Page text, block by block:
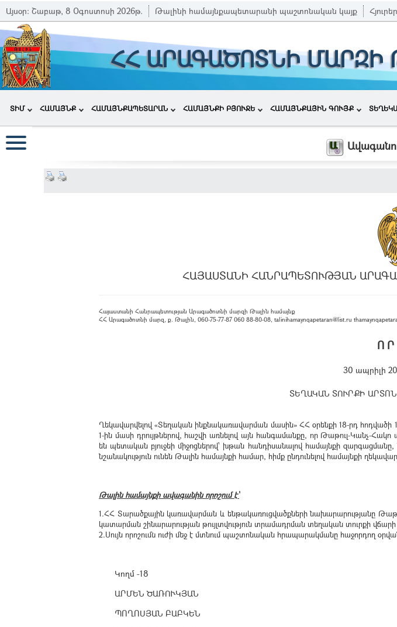
Այսօր: Շաբաթ, 8 Օգոստոսի 2026թ. Թալինի համայնքապետարանի պաշտոնական կայք
ՀՀ ԱՐԱԳԱԾՈՏՆԻ
ՏԻՄ ՀԱՄԱՅՆՔ ՀԱՄԱՅՆՔԱՊԵՏԱՐԱՆ ՀԱՄԱՅՆՔԻ ԲՅՈՒՋԵ ՀԱՄԱՅՆՔԱՅԻՆ ԳՈՒՅՔ
ՀԱՅԱՍՏԱՆԻ ՀԱՆՐԱՊԵՏՈՒԹՅԱՆ
Հայաստանի Հանրապետության Արագածոտնի մարզի Թալին համայնք
ՀՀ Արագածոտնի մարզ, ք. Թալին, 060-75-77-87 060 88-80-08, talinihamaynqapetaran@list.ru
Ո Ր
30 ապրիլի
ՏԵՂԱԿԱՆ ՏՈՒՐՔԻ
Ղեկավարվելով «Տեղական ինքնակառավարման մասին» ՀՀ օրենքի 18-րդ հոդվածի
1-ին մասի դրույթներով, հաշվի առնելով այն հանգամանքը, որ Թաթուլ-
են պետական բյուջեի միջոցներով՝ խթան հանդիսանալով համայնքի
նշանակություն ունեն Թալին համայնքի համար, հիմք ընդունելով համայնքի
Թալին համայնքի ավագանին որոշում է՝
1.ՀՀ Տարածքային կառավարման և ենթակառուցվածքների նախարարությանը
կատարման շինարարության թույլտվություն տրամադրման տեղական տուրքի վճարի
2.Սույն որոշումն ուժի մեջ է մտնում պաշտոնական հրապարակմանը հաջորդող
Կողմ -18
ԱՐՄԵՆ ԾԱՌՈՒԿՅԱՆ
ՊՈՂՈՍՅԱՆ ԲԱԲԿԵՆ